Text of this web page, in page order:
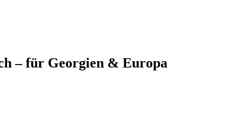
– für Georgien & Europa